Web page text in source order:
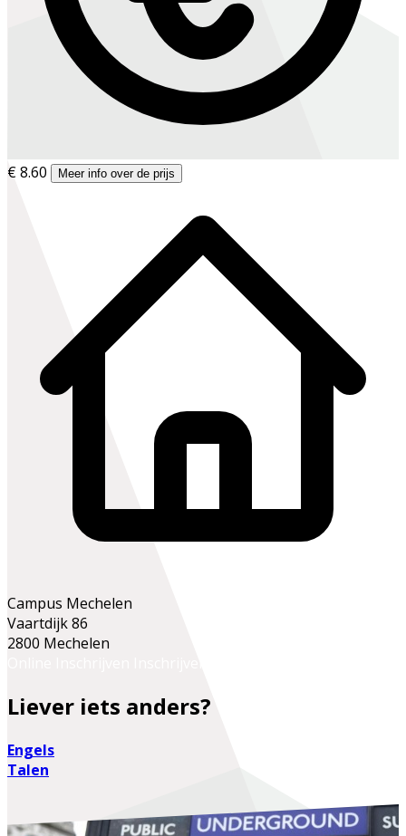
€ 8.60 Meer info over de prijs
Campus Mechelen
Vaartdijk 86
2800 Mechelen
Liever iets anders?
Engels
Talen